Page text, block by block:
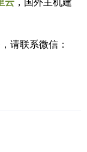
，请联系微信：